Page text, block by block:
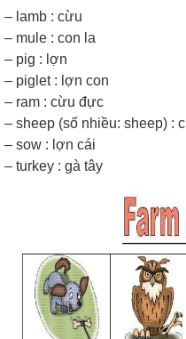
– lamb : cừu
– mule : con la
– pig : lợn
– piglet : lợn con
– ram : cừu đực
– sheep (số nhiều: sheep) :
– sow : lợn cái
– turkey : gà tây